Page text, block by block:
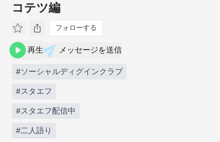
コテツ編
フォローする
再生 メッセージを送信
#ソーシャルディグインクラブ
#スタエフ
#スタエフ配信中
#二人語り